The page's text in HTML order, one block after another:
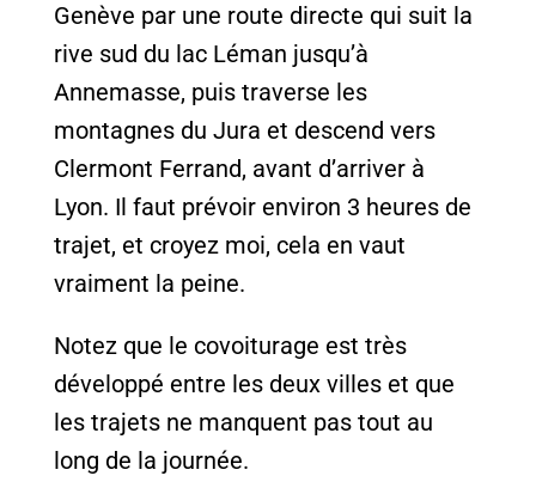
Genève par une route directe qui suit la
rive sud du lac Léman jusqu’à
Annemasse, puis traverse les
montagnes du Jura et descend vers
Clermont Ferrand, avant d’arriver à
Lyon. Il faut prévoir environ 3 heures de
trajet, et croyez moi, cela en vaut
vraiment la peine.
Notez que le covoiturage est très
développé entre les deux villes et que
les trajets ne manquent pas tout au
long de la journée.